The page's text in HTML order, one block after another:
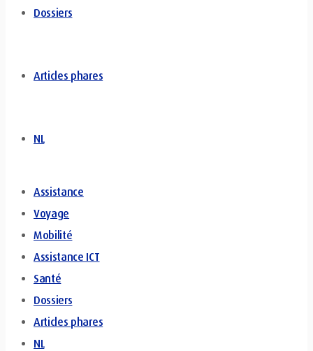
Dossiers
Articles phares
NL
Assistance
Voyage
Mobilité
Assistance ICT
Santé
Dossiers
Articles phares
NL